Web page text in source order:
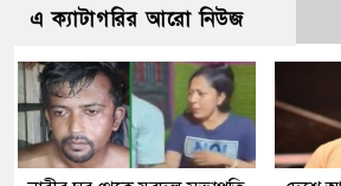
এ ক্যাটাগরির আরো নিউজ